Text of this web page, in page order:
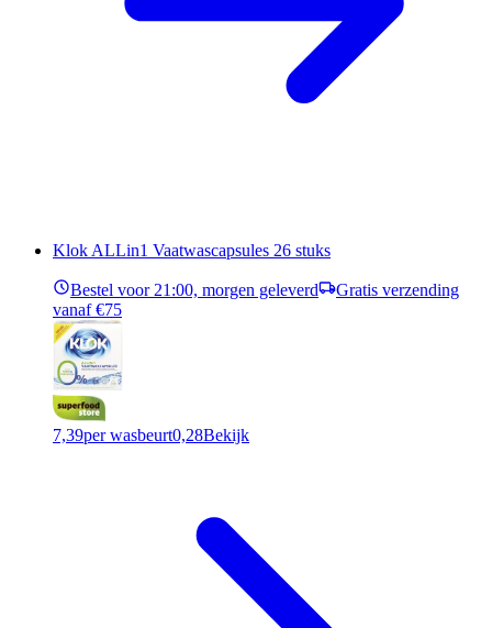
Klok ALLin1 Vaatwascapsules 26 stuks
Bestel voor 21:00, morgen geleverd
Gratis verzending
vanaf €75
7,39per wasbeurt0,28Bekijk